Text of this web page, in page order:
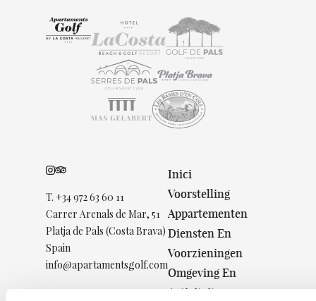
T. +34 972 63 60 11
Carrer Arenals de Mar, 51
Platja de Pals (Costa Brava)
Spain
info@apartamentsgolf.com
Inici
Voorstelling
Appartementen
Diensten En
Voorzieningen
Omgeving En
Activiteiten